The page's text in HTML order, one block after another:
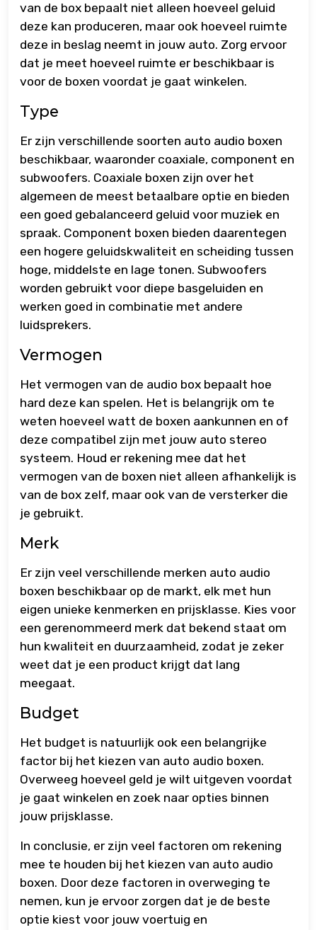
van de box bepaalt niet alleen hoeveel geluid
deze kan produceren, maar ook hoeveel ruimte
deze in beslag neemt in jouw auto. Zorg ervoor
dat je meet hoeveel ruimte er beschikbaar is
voor de boxen voordat je gaat winkelen.
Type
Er zijn verschillende soorten auto audio boxen
beschikbaar, waaronder coaxiale, component en
subwoofers. Coaxiale boxen zijn over het
algemeen de meest betaalbare optie en bieden
een goed gebalanceerd geluid voor muziek en
spraak. Component boxen bieden daarentegen
een hogere geluidskwaliteit en scheiding tussen
hoge, middelste en lage tonen. Subwoofers
worden gebruikt voor diepe basgeluiden en
werken goed in combinatie met andere
luidsprekers.
Vermogen
Het vermogen van de audio box bepaalt hoe
hard deze kan spelen. Het is belangrijk om te
weten hoeveel watt de boxen aankunnen en of
deze compatibel zijn met jouw auto stereo
systeem. Houd er rekening mee dat het
vermogen van de boxen niet alleen afhankelijk is
van de box zelf, maar ook van de versterker die
je gebruikt.
Merk
Er zijn veel verschillende merken auto audio
boxen beschikbaar op de markt, elk met hun
eigen unieke kenmerken en prijsklasse. Kies voor
een gerenommeerd merk dat bekend staat om
hun kwaliteit en duurzaamheid, zodat je zeker
weet dat je een product krijgt dat lang
meegaat.
Budget
Het budget is natuurlijk ook een belangrijke
factor bij het kiezen van auto audio boxen.
Overweeg hoeveel geld je wilt uitgeven voordat
je gaat winkelen en zoek naar opties binnen
jouw prijsklasse.
In conclusie, er zijn veel factoren om rekening
mee te houden bij het kiezen van auto audio
boxen. Door deze factoren in overweging te
nemen, kun je ervoor zorgen dat je de beste
optie kiest voor jouw voertuig en